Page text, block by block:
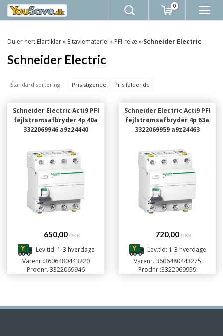
0
Du er her: Elartikler» Eltavlemateriel » PFI-relæ » Schneider Electric
Schneider Electric
Standard sortering Pris stigende Pris faldende
Schneider Electric Acti9 PFI
fejlstrømsafbryder 4p 40a
3322069946 a9z24440
650,00 DKK
Lev.tid: 1-3 hverdage
Varenr.:3606480443220
Prodnr.:3322069946
Schneider Electric Acti9 PFI
fejlstrømsafbryder 4p 63a
3322069959 a9z24463
720,00 DKK
Lev.tid: 1-3 hverdage
Varenr.:3606480443275
Prodnr.:3322069959